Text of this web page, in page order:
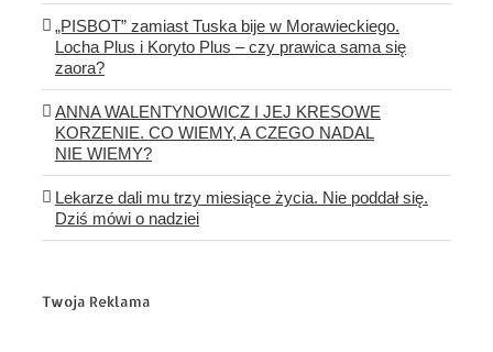
„PISBOT” zamiast Tuska bije w Morawieckiego.
Locha Plus i Koryto Plus – czy prawica sama się
zaora?
ANNA WALENTYNOWICZ I JEJ KRESOWE
KORZENIE. CO WIEMY, A CZEGO NADAL
NIE WIEMY?
Lekarze dali mu trzy miesiące życia. Nie poddał się.
Dziś mówi o nadziei
Twoja Reklama